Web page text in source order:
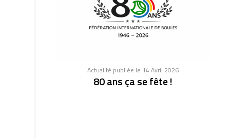
Actualité publiée le 14 Avril 2026
80 ans ça se fête !